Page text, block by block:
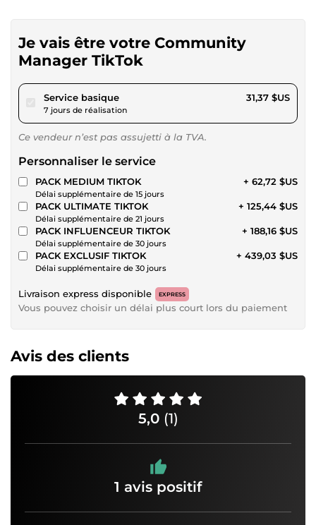
Je vais être votre Community
Manager TikTok
Service basiquepour 28,90 $US
7 jours de réalisation
31,37 $US
Ce vendeur n’est pas assujetti à la TVA.
Personnaliser le service
PACK MEDIUM TIKTOK
Délai supplémentaire de 15 jours
+ 62,72 $US
PACK ULTIMATE TIKTOK
Délai supplémentaire de 21 jours
+ 125,44 $US
PACK INFLUENCEUR TIKTOK
Délai supplémentaire de 30 jours
+ 188,16 $US
PACK EXCLUSIF TIKTOK
Délai supplémentaire de 30 jours
+ 439,03 $US
Livraison express disponible EXPRESS
Vous pouvez choisir un délai plus court lors du paiement
Avis des clients
5,0 (1)
1 avis positif